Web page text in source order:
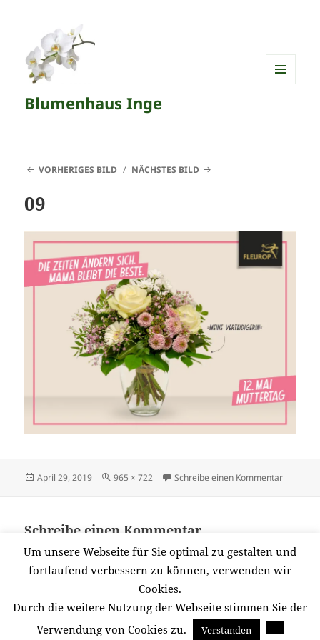
Blumenhaus Inge
VORHERIGES BILD NÄCHSTES BILD
09
Veröffentlicht
April 29, 2019 Originalgröße
965 × 722 Schreibe einen Kommentarzu 09
Schreibe einen Kommentar
Du musstangemeldetsein, um einen Kommentar
abzugeben.
Beitragsnavigation
VERÖFFENTLICHT IN
Um unsere Webseite für Sie optimal zu gestalten und
fortlaufend verbessern zu können, verwenden wir
Cookies.
Durch die weitere Nutzung der Webseite stimmen Sie der
Verwendung von Cookies zu.
Verstanden